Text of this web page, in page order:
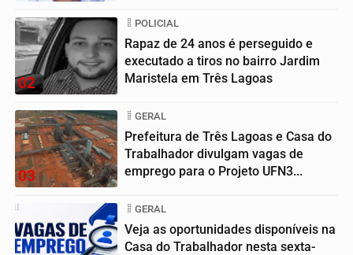
02
POLICIAL
Rapaz de 24 anos é perseguido e
executado a tiros no bairro Jardim
Maristela em Três Lagoas
03
GERAL
Prefeitura de Três Lagoas e Casa do
Trabalhador divulgam vagas de
emprego para o Projeto UFN3...
GERAL
Veja as oportunidades disponíveis na
Casa do Trabalhador nesta sexta-